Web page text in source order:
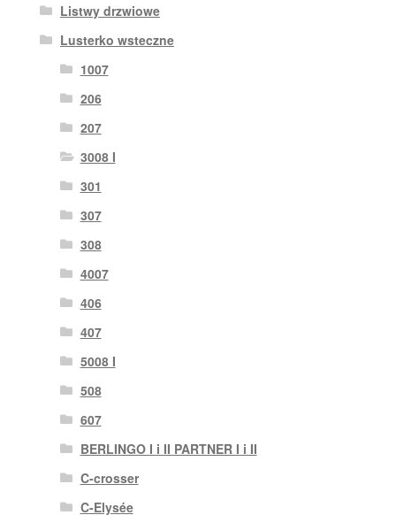
Listwy drzwiowe
Lusterko wsteczne
1007
206
207
3008 I
301
307
308
4007
406
407
5008 I
508
607
BERLINGO I i II PARTNER I i II
C-crosser
C-Elysée